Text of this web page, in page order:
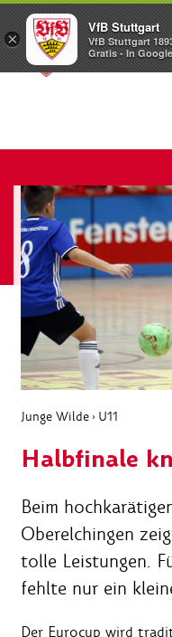
Junge Wilde › U11
Halbfinale
Beim
Oberelchingen
tolle Leistungen.
fehlte nur ein
Der Eurocup wird
×
VfB Stuttgart
VfB Stuttgart
Gratis - In